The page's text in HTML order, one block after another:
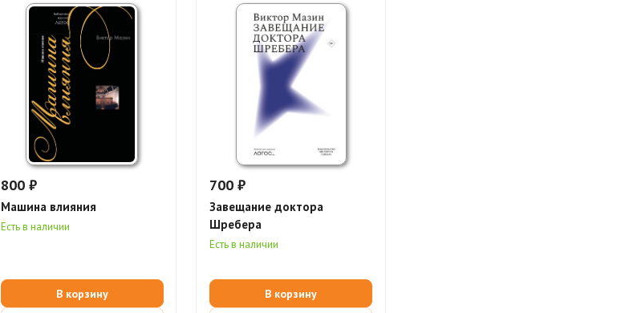
800 ₽
Машина влияния
Есть в наличии
В корзину
700 ₽
Завещание доктора
Шребера
Есть в наличии
В корзину